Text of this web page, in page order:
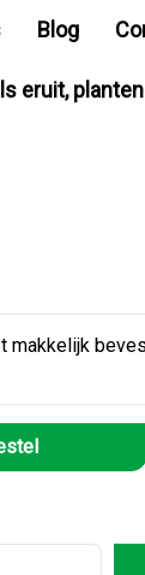
Blog
eruit,
makkelijk